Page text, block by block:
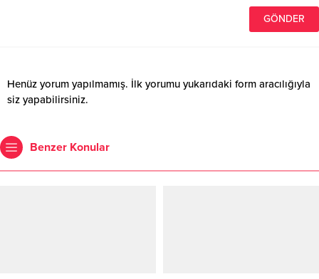
Henüz yorum yapılmamış. İlk yorumu yukarıdaki form aracılığıyla
siz yapabilirsiniz.
Benzer Konular